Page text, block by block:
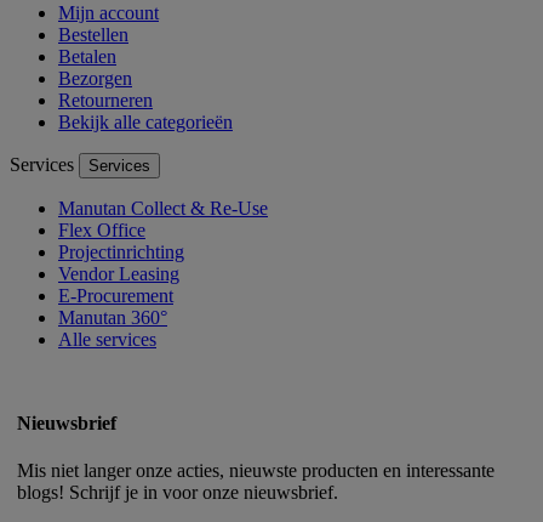
Mijn account
Bestellen
Betalen
Bezorgen
Retourneren
Bekijk alle categorieën
Services Services
Manutan Collect & Re-Use
Flex Office
Projectinrichting
Vendor Leasing
E-Procurement
Manutan 360°
Alle services
Nieuwsbrief
Mis niet langer onze acties, nieuwste producten en interessante
blogs! Schrijf je in voor onze nieuwsbrief.